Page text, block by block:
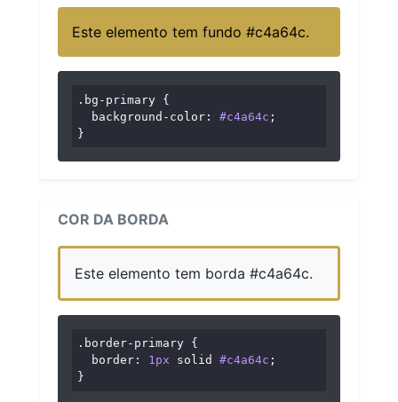
Este elemento tem fundo #c4a64c.
.bg-primary {
background-color : #c4a64c ;
}
COR DA BORDA
Este elemento tem borda #c4a64c.
.border-primary {
border : 1px solid #c4a64c ;
}